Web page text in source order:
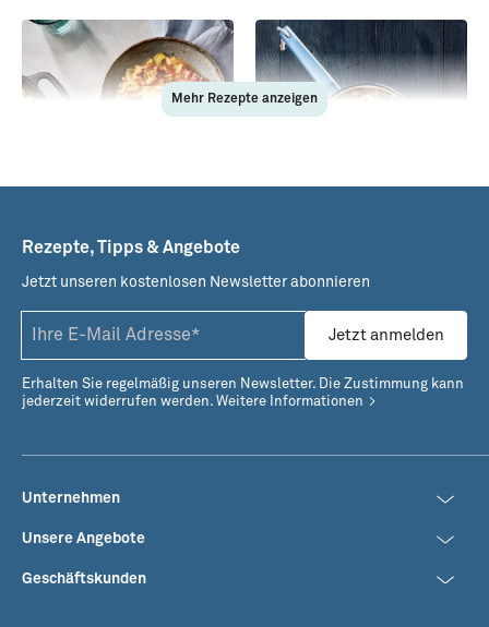
Cassoulet mit
Kaisergranat
di Mare
Mehr Rezepte anzeigen
Unternehmen
Unsere Angebote
Geschäftskunden
Rezepte, Tipps & Angebote
Jetzt unseren kostenlosen Newsletter abonnieren
Jetzt anmelden
Erhalten Sie regelmäßig unseren Newsletter. Die Zustimmung kann
jederzeit widerrufen werden. Weitere Informationen